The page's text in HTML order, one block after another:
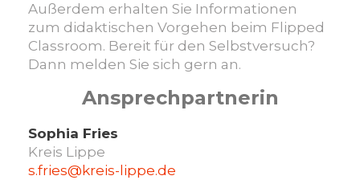
Außerdem erhalten Sie Informationen
zum didaktischen Vorgehen beim Flipped
Classroom. Bereit für den Selbstversuch?
Dann melden Sie sich gern an.
Ansprechpartnerin
Sophia Fries
Kreis Lippe
s.fries@kreis-lippe.de